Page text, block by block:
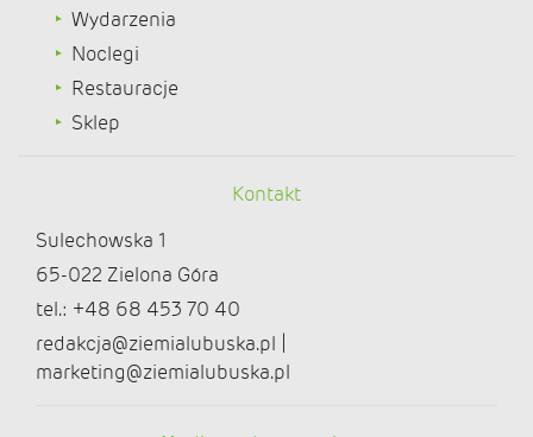
Wydarzenia
Noclegi
Restauracje
Sklep
Kontakt
Sulechowska 1
65-022 Zielona Góra
tel.: +48 68 453 70 40
redakcja@ziemialubuska.pl |
marketing@ziemialubuska.pl